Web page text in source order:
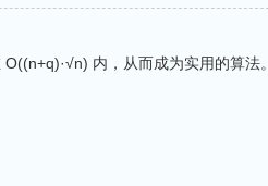
内，从而成为实用的算法。